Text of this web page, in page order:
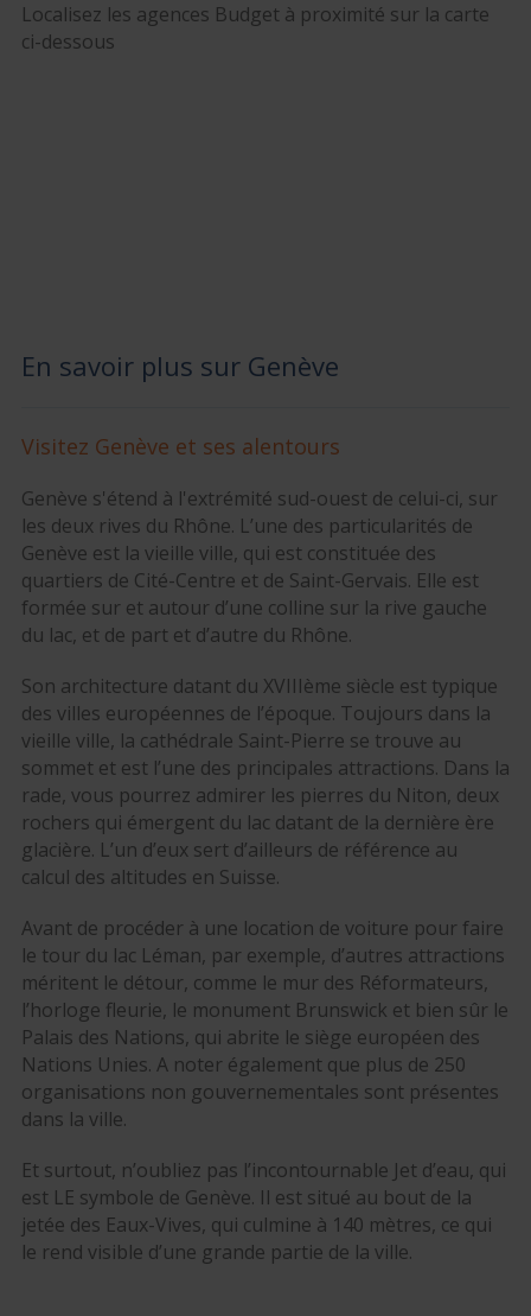
Localisez les agences Budget à proximité sur la carte
ci-dessous
En savoir plus sur Genève
Visitez Genève et ses alentours
Genève s'étend à l'extrémité sud-ouest de celui-ci, sur
les deux rives du Rhône. L’une des particularités de
Genève est la vieille ville, qui est constituée des
quartiers de Cité-Centre et de Saint-Gervais. Elle est
formée sur et autour d’une colline sur la rive gauche
du lac, et de part et d’autre du Rhône.
Son architecture datant du XVIIIème siècle est typique
des villes européennes de l’époque. Toujours dans la
vieille ville, la cathédrale Saint-Pierre se trouve au
sommet et est l’une des principales attractions. Dans la
rade, vous pourrez admirer les pierres du Niton, deux
rochers qui émergent du lac datant de la dernière ère
glacière. L’un d’eux sert d’ailleurs de référence au
calcul des altitudes en Suisse.
Avant de procéder à une location de voiture pour faire
le tour du lac Léman, par exemple, d’autres attractions
méritent le détour, comme le mur des Réformateurs,
l’horloge fleurie, le monument Brunswick et bien sûr le
Palais des Nations, qui abrite le siège européen des
Nations Unies. A noter également que plus de 250
organisations non gouvernementales sont présentes
dans la ville.
Et surtout, n’oubliez pas l’incontournable Jet d’eau, qui
est LE symbole de Genève. Il est situé au bout de la
jetée des Eaux-Vives, qui culmine à 140 mètres, ce qui
le rend visible d’une grande partie de la ville.